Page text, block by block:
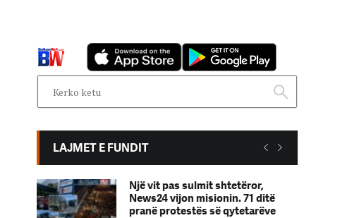
LAJMET E FUNDIT
Një vit pas sulmit shtetëror,
News24 vijon misionin. 71 ditë
pranë protestës së qytetarëve